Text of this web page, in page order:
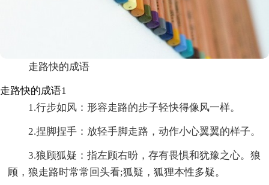
走路快的成语
走路快的成语1
1.行步如风：形容走路的步子轻快得像风一样。
2.捏脚捏手：放轻手脚走路，动作小心翼翼的样子。
3.狼顾狐疑：指左顾右昐，存有畏惧和犹豫之心。狼
顾，狼走路时常常回头看;狐疑，狐狸本性多疑。